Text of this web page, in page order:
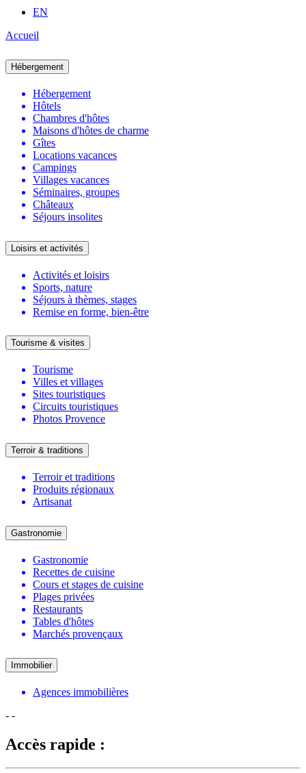
EN
Accueil
Hébergement
Hébergement
Hôtels
Chambres d'hôtes
Maisons d'hôtes de charme
Gîtes
Locations vacances
Campings
Villages vacances
Séminaires, groupes
Châteaux
Séjours insolites
Loisirs et activités
Activités et loisirs
Sports, nature
Séjours à thèmes, stages
Remise en forme, bien-être
Tourisme & visites
Tourisme
Villes et villages
Sites touristiques
Circuits touristiques
Photos Provence
Terroir & traditions
Terroir et traditions
Produits régionaux
Artisanat
Gastronomie
Gastronomie
Recettes de cuisine
Cours et stages de cuisine
Plages privées
Restaurants
Tables d'hôtes
Marchés provençaux
Immobilier
Agences immobilières
- -
Accès rapide :